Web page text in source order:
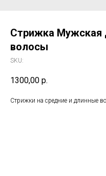
Стрижка Мужская
волосы
SKU:
1300,00 р.
Стрижки на средние и длинные